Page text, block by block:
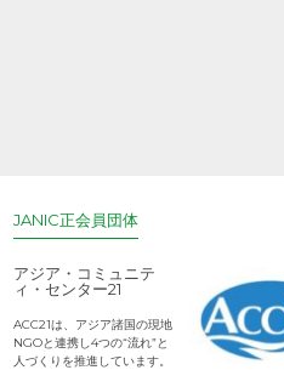
JANIC正会員団体
アジア・コミュニテ
ィ・センター21
ACC21は、アジア諸国の現地
NGOと連携し4つの“流れ”と
人づくりを推進しています。